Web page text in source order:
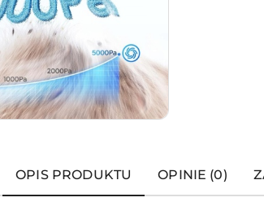
OPIS PRODUKTU OPINIE (0)